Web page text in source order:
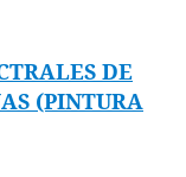
DE
(PINTURA